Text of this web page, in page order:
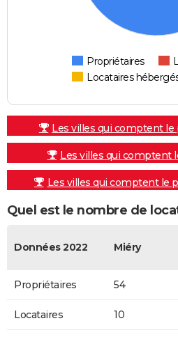
Propriétaires
Locataires
Les villes qui comptent le
Les villes qui comptent
Les villes qui comptent le
Quel est le nombre de
Données 2022 Miéry
Propriétaires 54
Locataires 10